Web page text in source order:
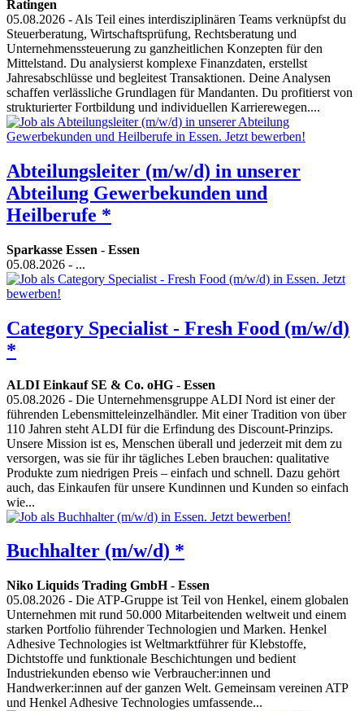
Ratingen
05.08.2026 - Als Teil eines interdisziplinären Teams verknüpfst du
Steuerberatung, Wirtschaftsprüfung, Rechtsberatung und
Unternehmenssteuerung zu ganzheitlichen Konzepten für den
Mittelstand. Du analysierst komplexe Finanzdaten, erstellst
Jahresabschlüsse und begleitest Transaktionen. Deine Analysen
schaffen verlässliche Grundlagen für Mandanten. Du profitierst von
strukturierter Fortbildung und individuellen Karrierewegen....
Abteilungsleiter (m/w/d) in unserer
Abteilung Gewerbekunden und
Heilberufe *
Sparkasse Essen - Essen
05.08.2026 - ...
Category Specialist - Fresh Food (m/w/d)
*
ALDI Einkauf SE & Co. oHG - Essen
05.08.2026 - Die Unternehmensgruppe ALDI Nord ist einer der
führenden Lebensmitteleinzelhändler. Mit einer Tradition von über
110 Jahren steht ALDI für die Erfindung des Discount-Prinzips.
Unsere Mission ist es, Menschen überall und jederzeit mit dem zu
versorgen, was sie für ihr tägliches Leben brauchen: qualitative
Produkte zum niedrigen Preis – einfach und schnell. Dazu gehört
auch, das Einkaufen für unsere Kundinnen und Kunden so einfach
wie...
Buchhalter (m/w/d) *
Niko Liquids Trading GmbH- Essen
05.08.2026 - Die ATP-Gruppe ist Teil von Henkel, einem globalen
Unternehmen mit rund 50.000 Mitarbeitenden weltweit und einem
starken Portfolio führender Technologien und Marken. Henkel
Adhesive Technologies ist Weltmarktführer für Klebstoffe,
Dichtstoffe und funktionale Beschichtungen und bedient
Industriekunden ebenso wie Verbraucher:innen und
Handwerker:innen auf der ganzen Welt. Gemeinsam vereinen ATP
und Henkel Adhesive Technologies umfassende...